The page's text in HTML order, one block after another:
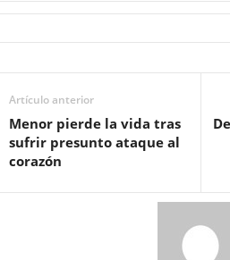
Artículo anterior
Menor pierde la vida tras
sufrir presunto ataque al
corazón